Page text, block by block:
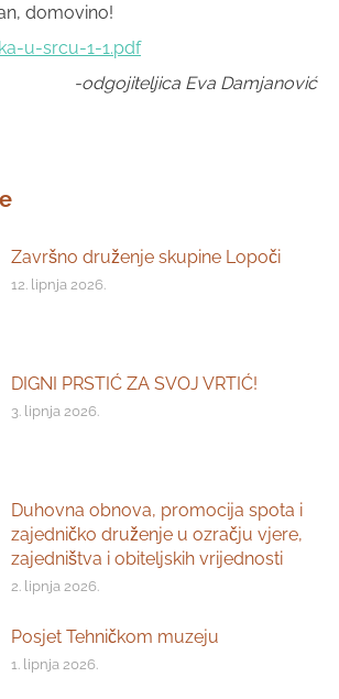
domovino!
u-srcu-1-1.pdf
-odgojiteljica Eva Damjanović
Završno druženje skupine Lopoči
12. lipnja 2026.
DIGNI PRSTIĆ ZA SVOJ VRTIĆ!
3. lipnja 2026.
Duhovna obnova, promocija spota i
zajedničko druženje u ozračju vjere,
zajedništva i obiteljskih vrijednosti
2. lipnja 2026.
Posjet Tehničkom muzeju
1. lipnja 2026.